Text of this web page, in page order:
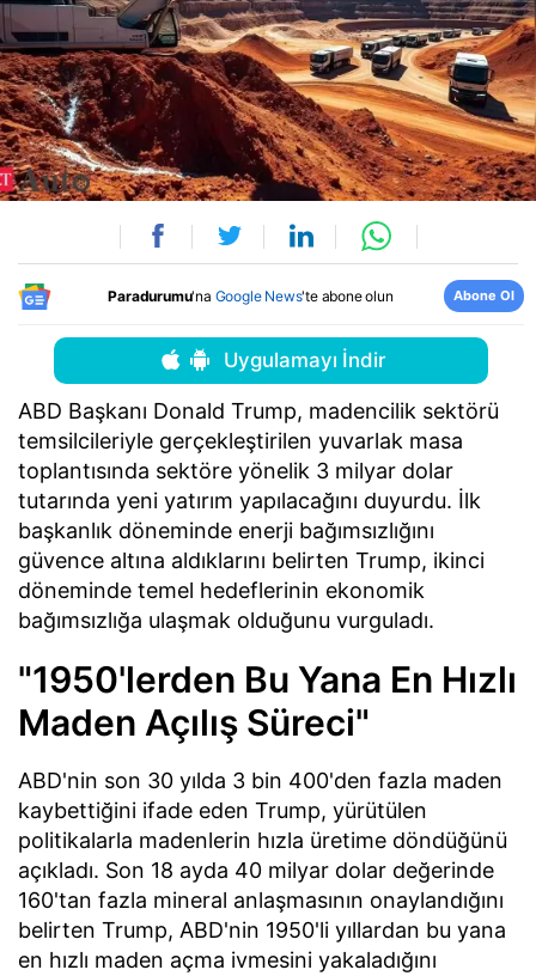
Paradurumu'na Google News'te abone olun Abone Ol
Uygulamayı İndir
ABD Başkanı Donald Trump, madencilik sektörü
temsilcileriyle gerçekleştirilen yuvarlak masa
toplantısında sektöre yönelik 3 milyar dolar
tutarında yeni yatırım yapılacağını duyurdu. İlk
başkanlık döneminde enerji bağımsızlığını
güvence altına aldıklarını belirten Trump, ikinci
döneminde temel hedeflerinin ekonomik
bağımsızlığa ulaşmak olduğunu vurguladı.
"1950'lerden Bu Yana En Hızlı
Maden Açılış Süreci"
ABD'nin son 30 yılda 3 bin 400'den fazla maden
kaybettiğini ifade eden Trump, yürütülen
politikalarla madenlerin hızla üretime döndüğünü
açıkladı. Son 18 ayda 40 milyar dolar değerinde
160'tan fazla mineral anlaşmasının onaylandığını
belirten Trump, ABD'nin 1950'li yıllardan bu yana
en hızlı maden açma ivmesini yakaladığını